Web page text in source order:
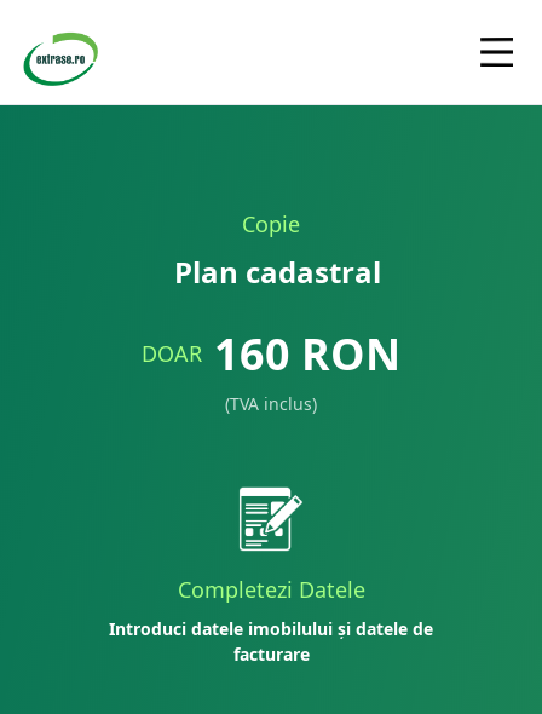
Copie
Plan cadastral
DOAR 160 RON
(TVA inclus)
Completezi Datele
Introduci datele imobilului și datele de
facturare